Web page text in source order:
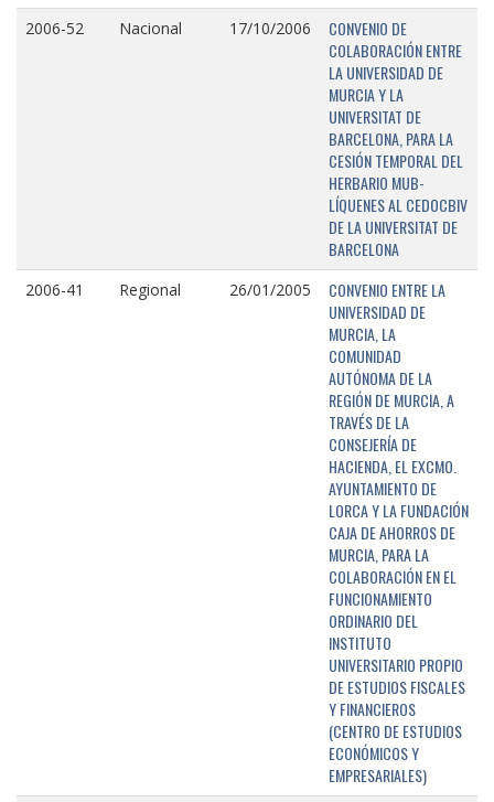
2006-52 Nacional 17/10/2006
CONVENIO DE
COLABORACIÓN ENTRE
LA UNIVERSIDAD DE
MURCIA Y LA
UNIVERSITAT DE
BARCELONA, PARA LA
CESIÓN TEMPORAL DEL
HERBARIO MUB-
LÍQUENES AL CEDOCBIV
DE LA UNIVERSITAT DE
BARCELONA
2006-41 Regional 26/01/2005
CONVENIO ENTRE LA
UNIVERSIDAD DE
MURCIA, LA
COMUNIDAD
AUTÓNOMA DE LA
REGIÓN DE MURCIA, A
TRAVÉS DE LA
CONSEJERÍA DE
HACIENDA, EL EXCMO.
AYUNTAMIENTO DE
LORCA Y LA FUNDACIÓN
CAJA DE AHORROS DE
MURCIA, PARA LA
COLABORACIÓN EN EL
FUNCIONAMIENTO
ORDINARIO DEL
INSTITUTO
UNIVERSITARIO PROPIO
DE ESTUDIOS FISCALES
Y FINANCIEROS
(CENTRO DE ESTUDIOS
ECONÓMICOS Y
EMPRESARIALES)